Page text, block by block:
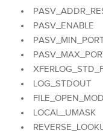
PASV_ENABLE
LOG_STDOUT
LOCAL_UMASK